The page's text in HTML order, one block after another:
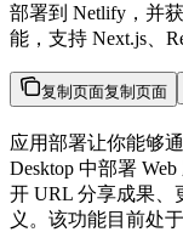
部署到 Netlify，并
能，支持 Next.js、
复制页面复制页面
应用部署让你能够
Desktop 中部署
开 URL 分享成果、
义。该功能目前处